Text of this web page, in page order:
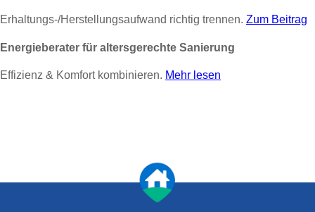
Erhaltungs-/Herstellungsaufwand richtig trennen. Zum Beitrag
Energieberater für altersgerechte Sanierung
Effizienz & Komfort kombinieren. Mehr lesen